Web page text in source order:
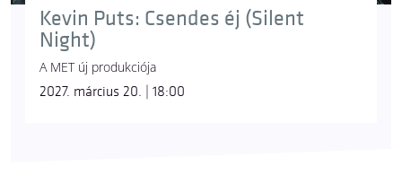
Kevin Puts: Csendes éj (Silent
Night)
A MET új produkciója
2027. március 20. | 18:00